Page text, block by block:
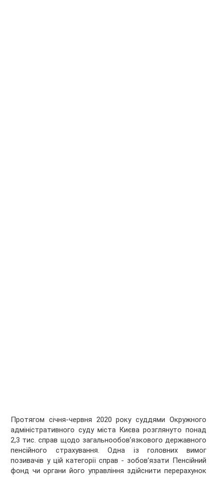
Протягом січня-червня 2020 року суддями Окружного
адміністративного суду міста Києва розглянуто понад
2,3 тис. справ щодо загальнообов’язкового державного
пенсійного страхування. Одна із головних вимог
позивачів у цій категорії справ - зобов’язати Пенсійний
фонд чи органи його управління здійснити перерахунок